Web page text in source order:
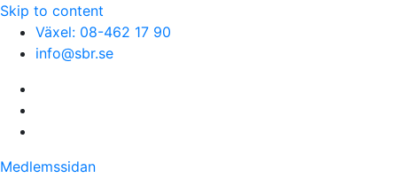
Skip to content
Växel: 08-462 17 90
info@sbr.se
Medlemssidan